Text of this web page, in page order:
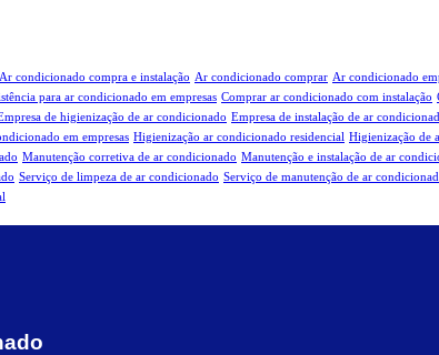
Ar condicionado compra e instalação Ar condicionado comprar Ar condicionado
para ar condicionado em empresas Comprar ar condicionado com instalação
de higienização de ar condicionado Empresa de instalação de ar
em empresas Higienização ar condicionado residencial Higienização de
Manutenção corretiva de ar condicionado Manutenção e instalação de ar
Serviço de limpeza de ar condicionado Serviço de manutenção de ar